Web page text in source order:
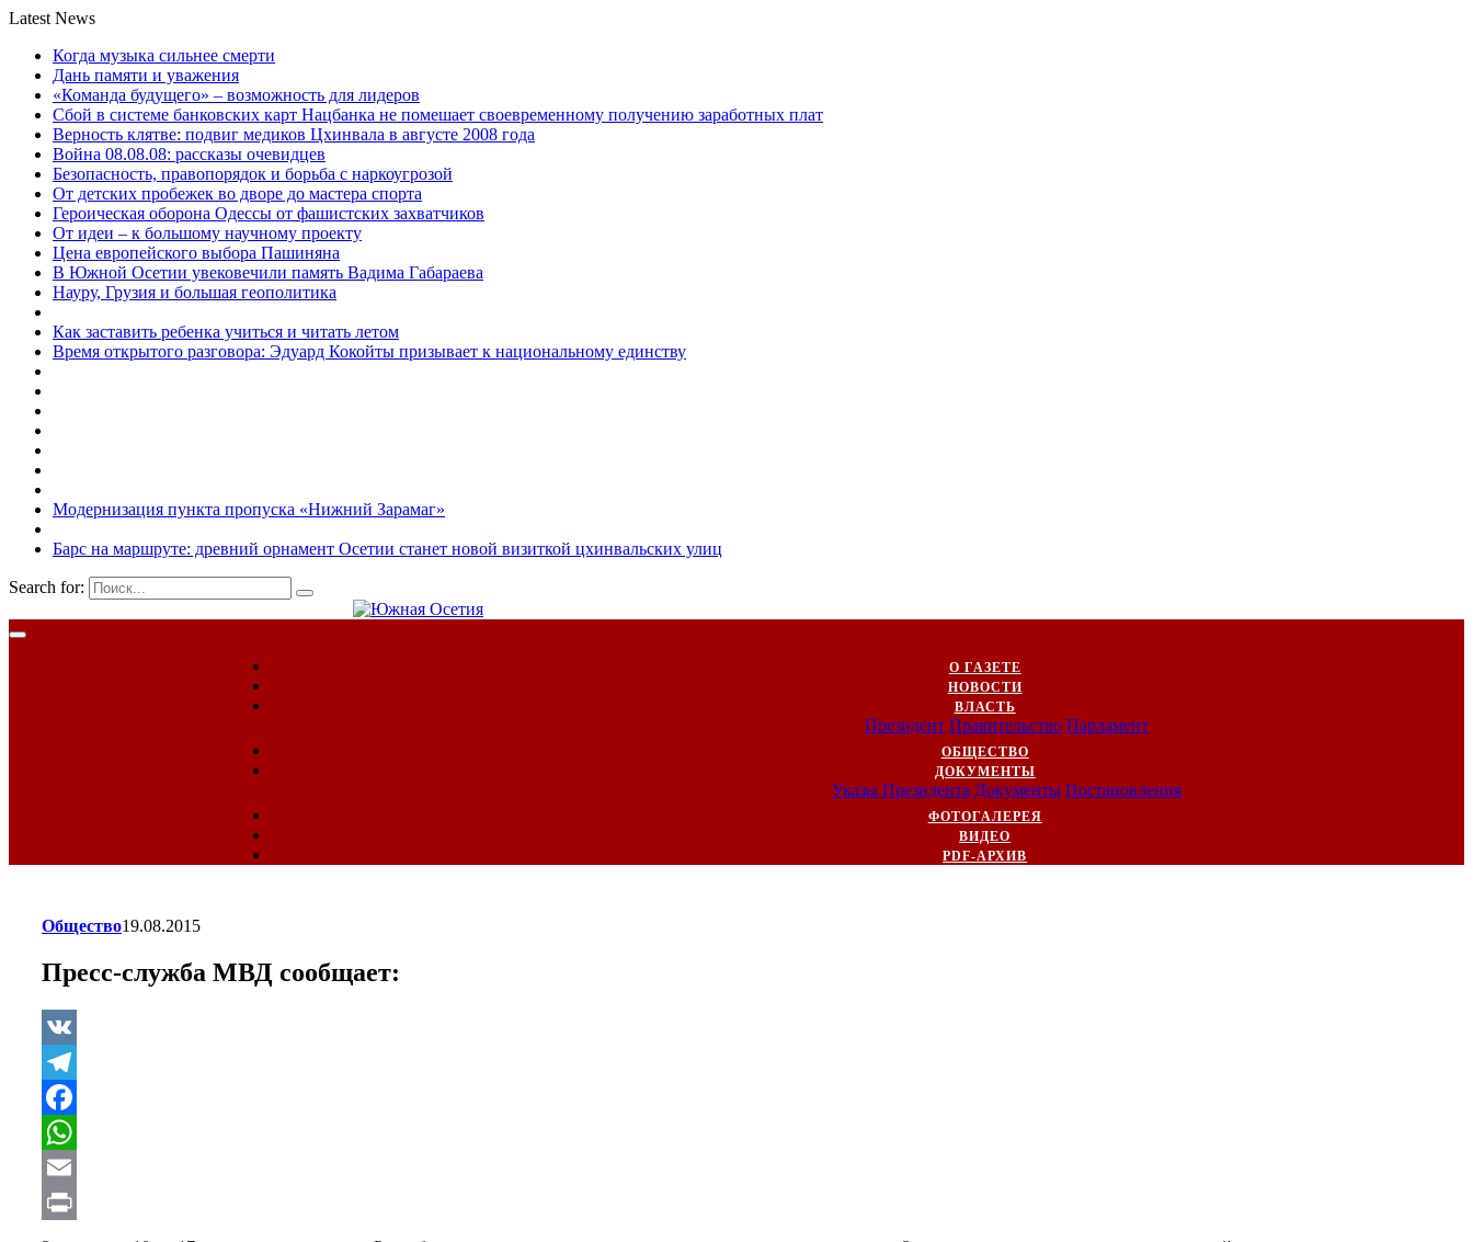
Latest News
Когда музыка сильнее смерти
Дань памяти и уважения
«Команда будущего» – возможность для лидеров
Сбой в системе банковских карт Нацбанка не помешает своевременному получению заработных плат
Верность клятве: подвиг медиков Цхинвала в августе 2008 года
Война 08.08.08: рассказы очевидцев
Безопасность, правопорядок и борьба с наркоугрозой
От детских пробежек во дворе до мастера спорта
Героическая оборона Одессы от фашистских захватчиков
От идеи – к большому научному проекту
Цена европейского выбора Пашиняна
В Южной Осетии увековечили память Вадима Габараева
Науру, Грузия и большая геополитика
Как заставить ребенка учиться и читать летом
Время открытого разговора: Эдуард Кокойты призывает к национальному единству
Модернизация пункта пропуска «Нижний Зарамаг»
Барс на маршруте: древний орнамент Осетии станет новой визиткой цхинвальских улиц
Search for:
О ГАЗЕТЕ
НОВОСТИ
ВЛАСТЬ
Президент Правительство Парламент
ОБЩЕСТВО
ДОКУМЕНТЫ
Указы Президента Документы Постановления
ФОТОГАЛЕРЕЯ
ВИДЕО
PDF-АРХИВ
Общество19.08.2015
Пресс-служба МВД сообщает:
VK
Telegram
Facebook
WhatsApp
Email
Print